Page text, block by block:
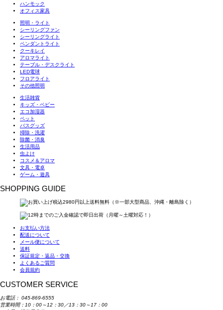
ハンモック
オフィス家具
照明・ライト
シーリングファン
シーリングライト
ペンダントライト
クーキレイ
アロマライト
テーブル・デスクライト
LED電球
フロアライト
その他照明
生活雑貨
キッズ・ベビー
エコ加湿器
ペット
バスグッズ
掃除・洗濯
除菌・消臭
生活用品
虫よけ
コスメ＆アロマ
文具・電卓
ゲーム・遊具
SHOPPING GUIDE
お支払い方法
配送について
メール便について
送料
保証規定・返品・交換
よくあるご質問
会員規約
CUSTOMER SERVICE
お電話： 045-869-6555
営業時間：10：00～12：30／13：30～17：00